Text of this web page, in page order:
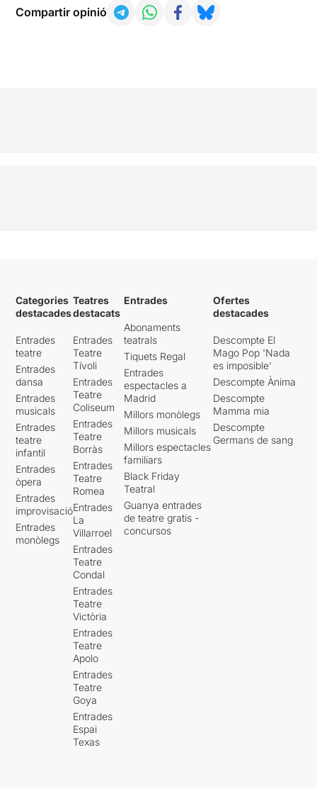
Compartir opinió
Categories
destacades
Entrades
teatre
Entrades
dansa
Entrades
musicals
Entrades
teatre
infantil
Entrades
òpera
Entrades
improvisació
Entrades
monòlegs
Teatres
destacats
Entrades
Teatre
Tívoli
Entrades
Teatre
Coliseum
Entrades
Teatre
Borràs
Entrades
Teatre
Romea
Entrades
La
Villarroel
Entrades
Teatre
Condal
Entrades
Teatre
Victòria
Entrades
Teatre
Apolo
Entrades
Teatre
Goya
Entrades
Espai
Texas
Entrades
Abonaments
teatrals
Tiquets Regal
Entrades
espectacles a
Madrid
Millors monòlegs
Millors musicals
Millors espectacles
familiars
Black Friday
Teatral
Guanya entrades
de teatre gratis -
concursos
Ofertes
destacades
Descompte El
Mago Pop 'Nada
es imposible'
Descompte Ànima
Descompte
Mamma mia
Descompte
Germans de sang